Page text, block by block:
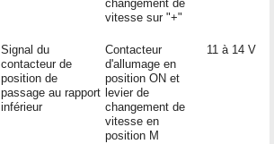
changement de
vitesse sur "+"
Signal du
contacteur de
position de
passage au rapport
inférieur
Contacteur
d'allumage en
position ON et
levier de
changement de
vitesse en
position M
11 à 14 V